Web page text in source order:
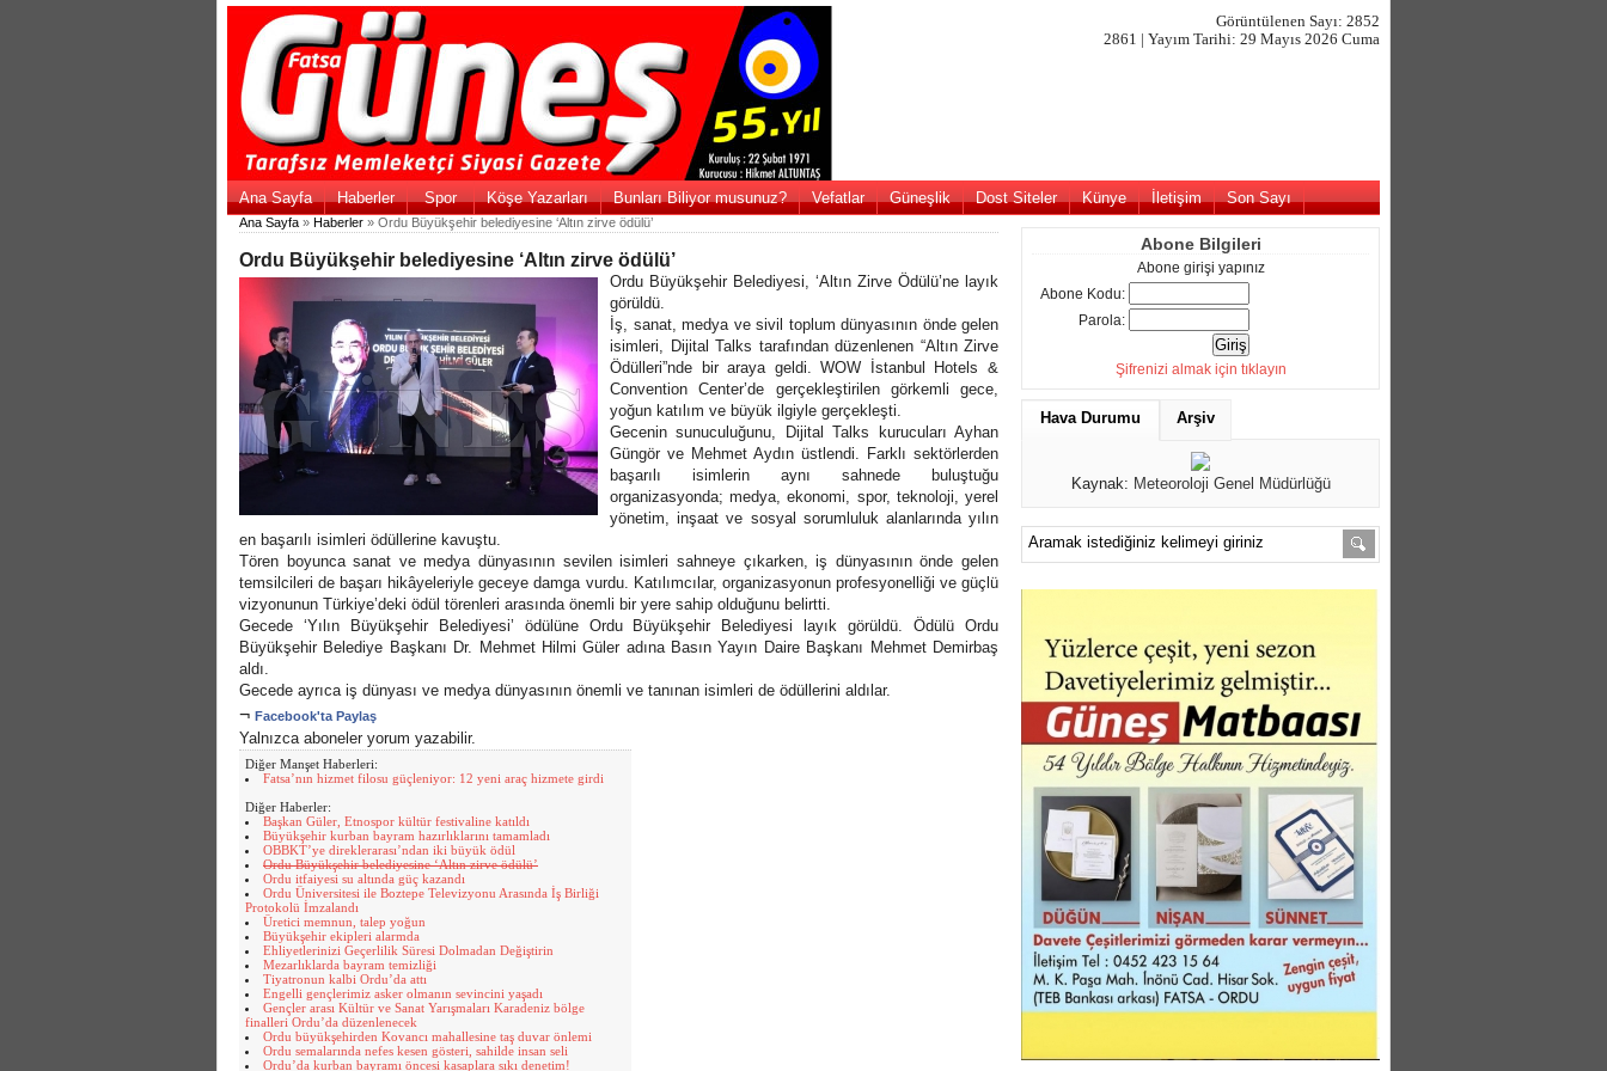
Görüntülenen Sayı: 2852
2861 | Yayım Tarihi: 29 Mayıs 2026 Cuma
Ana Sayfa Haberler Spor Köşe Yazarları Bunları Biliyor musunuz? Vefatlar Güneşlik Dost Siteler Künye İletişim Son Sayı
Ana Sayfa » Haberler » Ordu Büyükşehir belediyesine ‘Altın zirve ödülü’
Ordu Büyükşehir belediyesine ‘Altın zirve ödülü’
Ordu Büyükşehir Belediyesi, ‘Altın Zirve Ödülü’ne layık
görüldü.
İş, sanat, medya ve sivil toplum dünyasının önde gelen
isimleri, Dijital Talks tarafından düzenlenen “Altın Zirve
Ödülleri”nde bir araya geldi. WOW İstanbul Hotels &
Convention Center’de gerçekleştirilen görkemli gece,
yoğun katılım ve büyük ilgiyle gerçekleşti.
Gecenin sunuculuğunu, Dijital Talks kurucuları Ayhan
Güngör ve Mehmet Aydın üstlendi. Farklı sektörlerden
başarılı isimlerin aynı sahnede buluştuğu
organizasyonda; medya, ekonomi, spor, teknoloji, yerel
yönetim, inşaat ve sosyal sorumluluk alanlarında yılın
en başarılı isimleri ödüllerine kavuştu.
Tören boyunca sanat ve medya dünyasının sevilen isimleri sahneye çıkarken, iş dünyasının önde gelen
temsilcileri de başarı hikâyeleriyle geceye damga vurdu. Katılımcılar, organizasyonun profesyonelliği ve güçlü
vizyonunun Türkiye’deki ödül törenleri arasında önemli bir yere sahip olduğunu belirtti.
Gecede ‘Yılın Büyükşehir Belediyesi’ ödülüne Ordu Büyükşehir Belediyesi layık görüldü. Ödülü Ordu
Büyükşehir Belediye Başkanı Dr. Mehmet Hilmi Güler adına Basın Yayın Daire Başkanı Mehmet Demirbaş
aldı.
Gecede ayrıca iş dünyası ve medya dünyasının önemli ve tanınan isimleri de ödüllerini aldılar.
¬ Facebook'ta Paylaş
Yalnızca aboneler yorum yazabilir.
Diğer Manşet Haberleri:
Fatsa’nın hizmet filosu güçleniyor: 12 yeni araç hizmete girdi
Diğer Haberler:
Başkan Güler, Etnospor kültür festivaline katıldı
Büyükşehir kurban bayram hazırlıklarını tamamladı
OBBKT’ye direklerarası’ndan iki büyük ödül
Ordu Büyükşehir belediyesine ‘Altın zirve ödülü’
Ordu itfaiyesi su altında güç kazandı
Ordu Üniversitesi ile Boztepe Televizyonu Arasında İş Birliği
Protokolü İmzalandı
Üretici memnun, talep yoğun
Büyükşehir ekipleri alarmda
Ehliyetlerinizi Geçerlilik Süresi Dolmadan Değiştirin
Mezarlıklarda bayram temizliği
Tiyatronun kalbi Ordu’da attı
Engelli gençlerimiz asker olmanın sevincini yaşadı
Gençler arası Kültür ve Sanat Yarışmaları Karadeniz bölge
finalleri Ordu’da düzenlenecek
Ordu büyükşehirden Kovancı mahallesine taş duvar önlemi
Ordu semalarında nefes kesen gösteri, sahilde insan seli
Ordu’da kurban bayramı öncesi kasaplara sıkı denetim!
Abone Bilgileri
Abone girişi yapınız
Abone Kodu:
Parola:
Şifrenizi almak için tıklayın
Hava Durumu Arşiv
Kaynak: Meteoroloji Genel Müdürlüğü